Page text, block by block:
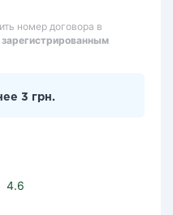
номер договора в
зарегистрированным
3 грн.
4.6